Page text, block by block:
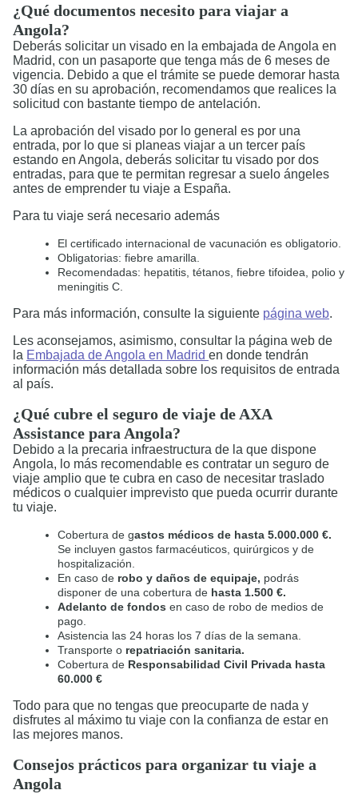
¿Qué documentos necesito para viajar a
Angola?
Deberás solicitar un visado en la embajada de Angola en
Madrid, con un pasaporte que tenga más de 6 meses de
vigencia. Debido a que el trámite se puede demorar hasta
30 días en su aprobación, recomendamos que realices la
solicitud con bastante tiempo de antelación.
La aprobación del visado por lo general es por una
entrada, por lo que si planeas viajar a un tercer país
estando en Angola, deberás solicitar tu visado por dos
entradas, para que te permitan regresar a suelo ángeles
antes de emprender tu viaje a España.
Para tu viaje será necesario además
El certificado internacional de vacunación es obligatorio.
Obligatorias: fiebre amarilla.
Recomendadas: hepatitis, tétanos, fiebre tifoidea, polio y
meningitis C.
Para más información, consulte la siguiente página web.
Les aconsejamos, asimismo, consultar la página web de
la Embajada de Angola en Madrid en donde tendrán
información más detallada sobre los requisitos de entrada
al país.
¿Qué cubre el seguro de viaje de AXA
Assistance para Angola?
Debido a la precaria infraestructura de la que dispone
Angola, lo más recomendable es contratar un seguro de
viaje amplio que te cubra en caso de necesitar traslado
médicos o cualquier imprevisto que pueda ocurrir durante
tu viaje.
Cobertura de gastos médicos de hasta 5.000.000 €.
Se incluyen gastos farmacéuticos, quirúrgicos y de
hospitalización.
En caso de robo y daños de equipaje, podrás
disponer de una cobertura de hasta 1.500 €.
Adelanto de fondos en caso de robo de medios de
pago.
Asistencia las 24 horas los 7 días de la semana.
Transporte o repatriación sanitaria.
Cobertura de Responsabilidad Civil Privada hasta
60.000 €
Todo para que no tengas que preocuparte de nada y
disfrutes al máximo tu viaje con la confianza de estar en
las mejores manos.
Consejos prácticos para organizar tu viaje a
Angola